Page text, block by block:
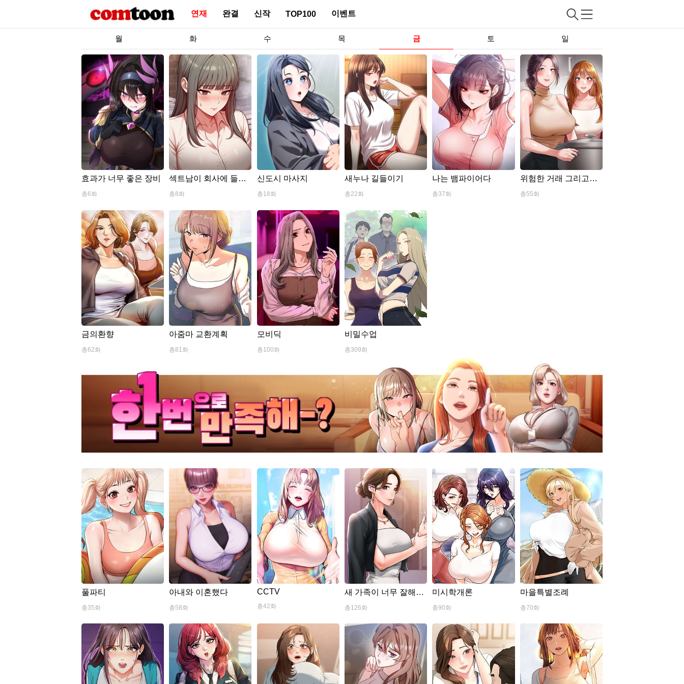
연재 완결 신작 TOP100 이벤트
월 화 수 목 금 토 일
효과가 너무 좋은 장비
총6화
섹트남이 회사에 들어
총8화
신도시 마사지
총18화
새누나 길들이기
총22화
나는 뱀파이어다
총37화
위험한 거래 그리고
총55화
금의환향
총62화
아줌마 교환계획
총81화
모비딕
총100화
비밀수업
총309화
풀파티
총35화
아내와 이혼했다
총58화
CCTV
총42화
새 가족이 너무 잘해
총126화
미시학개론
총90화
마을특별조례
총70화